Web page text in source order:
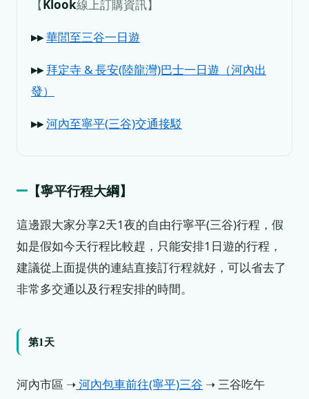
【Klook線上訂購資訊】
▸▸華閭至三谷一日遊
▸▸拜定寺 & 長安(陸龍灣)巴士一日遊（河內出
發）
▸▸河內至寧平(三谷)交通接駁
【寧平行程大綱】
這邊跟大家分享2天1夜的自由行寧平(三谷)行程，假
如是假如今天行程比較趕，只能安排1日遊的行程，
建議從上面提供的連結直接訂行程就好，可以省去了
非常多交通以及行程安排的時間。
第1天
河內市區 ➝河內包車前往(寧平)三谷 ➝ 三谷吃午